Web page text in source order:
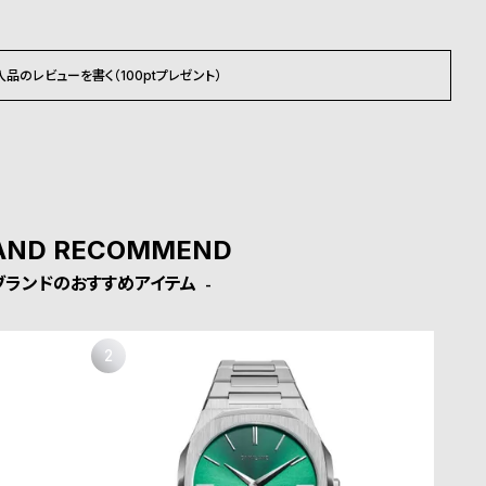
品のレビューを書く（100ptプレゼント）
RECOMMEND
ランドのおすすめアイテム